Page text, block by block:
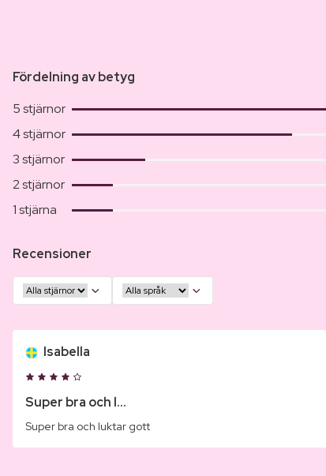
Fördelning av betyg
5 stjärnor
4 stjärnor
3 stjärnor
2 stjärnor
1 stjärna
Recensioner
Isabella
Super bra och l...
Super bra och luktar gott